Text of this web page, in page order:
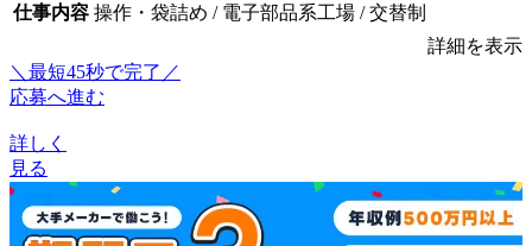
仕事内容 操作・袋詰め / 電子部品系工場 / 交替制
詳細を表示
＼最短45秒で完了／
応募へ進む
詳しく
見る